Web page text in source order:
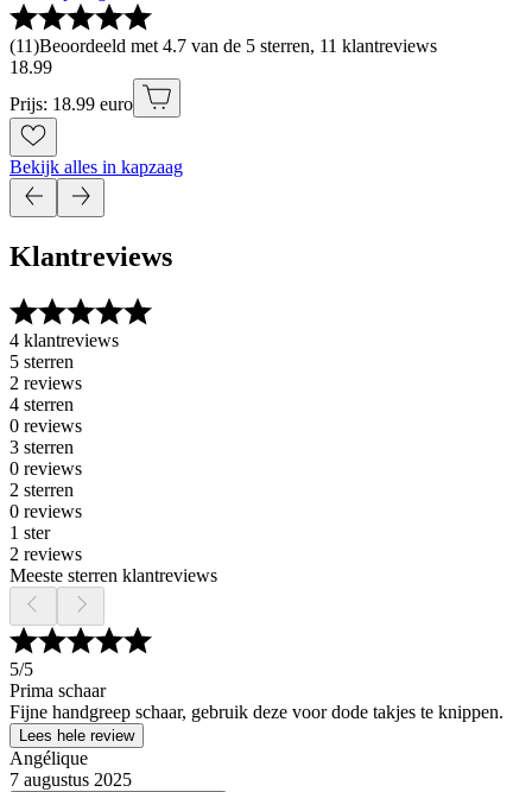
(11)Beoordeeld met 4.7 van de 5 sterren, 11 klantreviews
18.99
Prijs: 18.99 euro
Bekijk alles in kapzaag
Klantreviews
4 klantreviews
5 sterren
2 reviews
4 sterren
0 reviews
3 sterren
0 reviews
2 sterren
0 reviews
1 ster
2 reviews
Meeste sterren klantreviews
5/5
Prima schaar
Fijne handgreep schaar, gebruik deze voor dode takjes te knippen.
Lees hele review
Angélique
7 augustus 2025